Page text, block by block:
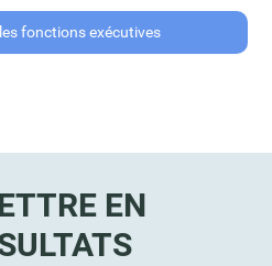
fonctions exécutives
EN